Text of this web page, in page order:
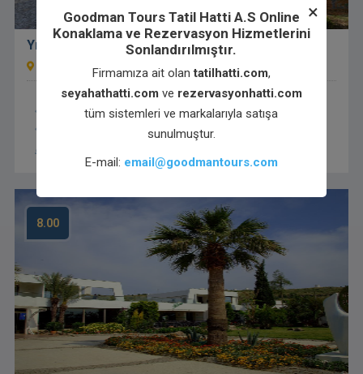
Yıldız Country Hotel
Bektaşaga Köyü Mevkii, Bektaşağa Göleti, 57002 Sinop
WiFi tüm alanlarda mevcut
Ücretsiz Wi-Fi internet bağlantısı
8.00
×
Goodman Tours Tatil Hatti A.S Online
Konaklama ve Rezervasyon Hizmetlerini
Sonlandırılmıştır.
Firmamıza ait olantatilhatti.com,
seyahathatti.com ve rezervasyonhatti.com
tüm sistemleri ve markalarıyla satışa
sunulmuştur.
E-mail: email@goodmantours.com